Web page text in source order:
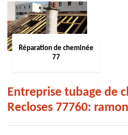
Réparation de cheminée
77
Entreprise tubage de
Recloses 77760: